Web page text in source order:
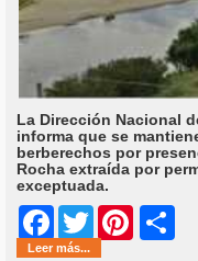
La Dirección Nacional
informa que se
berberechos por
Rocha extraída por
exceptuada.
Facebook
Twitter Pinterest
Leer más...